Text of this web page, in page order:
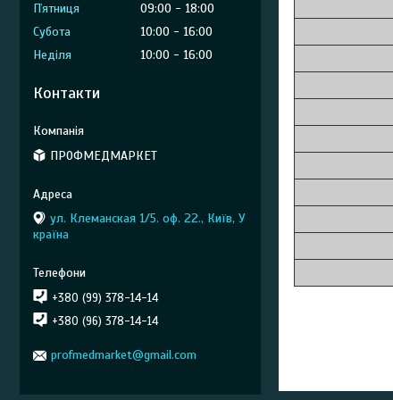
Пʼятниця
09:00
18:00
Субота
10:00
16:00
Неділя
10:00 16:00
Контакти
ПРОФМЕДМАРКЕТ
ул. Клеманская 1/5. оф. 22., Київ, У
країна
+380 (99) 378-14-14
+380 (96) 378-14-14
profmedmarket@gmail.com